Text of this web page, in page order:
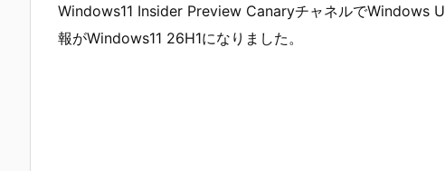
Windows11 Insider Preview CanaryチャネルでWindows
報がWindows11 26H1になりました。